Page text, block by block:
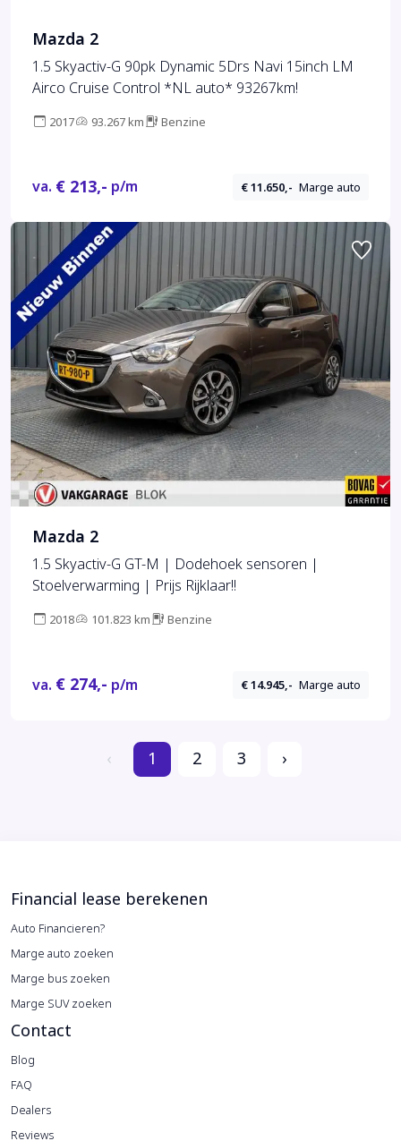
Mazda 2
1.5 Skyactiv-G 90pk Dynamic 5Drs Navi 15inch LM
Airco Cruise Control *NL auto* 93267km!
2017 93.267 km Benzine
va. € 213,- p/m € 11.650,- Marge auto
Mazda 2
1.5 Skyactiv-G GT-M | Dodehoek sensoren |
Stoelverwarming | Prijs Rijklaar!!
2018 101.823 km Benzine
va. € 274,- p/m € 14.945,- Marge auto
‹ 1 2 3 ›
Financial lease berekenen
Auto Financieren?
Marge auto zoeken
Marge bus zoeken
Marge SUV zoeken
Contact
Blog
FAQ
Dealers
Reviews